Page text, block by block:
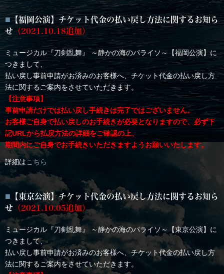
【福岡公演】チケット代金の払い戻し方法に関するお知ら
せ （2021.10.18追加）
ミュージカル『刀剣乱舞』 ～静かの海のパライソ～【福岡公演】に
つきまして、
払い戻し事前申請がお済みのお客様へ、チケット代金の払い戻し方
法に関するご案内をさせていただきます。
【注意事項】
事前申請だけでは払い戻し手続きは完了ではございません。
お客様ご自身で払い戻しのお手続きが必要となりますので、必ず下
記URLから払戻方法の詳細をご確認の上、
期間内にご自身でお手続きいただきますようお願いいたします。
詳細はこちら
【東京公演】チケット代金の払い戻し方法に関するお知ら
せ （2021.10.05追加）
ミュージカル『刀剣乱舞』 ～静かの海のパライソ～【東京公演】に
つきまして、
払い戻し事前申請がお済みのお客様へ、チケット代金の払い戻し方
法に関するご案内をさせていただきます。